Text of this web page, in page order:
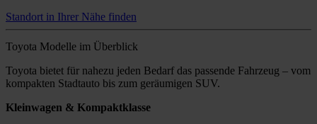
Standort in Ihrer Nähe finden
Toyota Modelle im Überblick
Toyota bietet für nahezu jeden Bedarf das passende Fahrzeug – vom
kompakten Stadtauto bis zum geräumigen SUV.
Kleinwagen & Kompaktklasse